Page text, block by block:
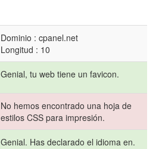
Dominio : cpanel.net
Longitud : 10
Genial, tu web tiene un favicon.
No hemos encontrado una hoja de
estilos CSS para impresión.
Genial. Has declarado el idioma en.